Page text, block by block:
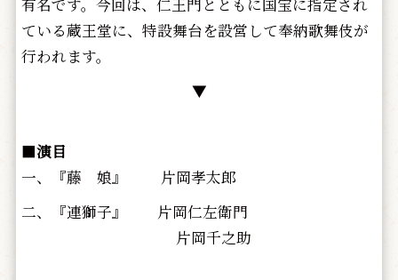
有名です。今回は、仁王門とともに国宝に指定され
ている蔵王堂に、特設舞台を設営して奉納歌舞伎が
行われます。
▼
■演目
一、『藤 娘』 片岡孝太郎
二、『連獅子』 片岡仁左衛門
片岡千之助